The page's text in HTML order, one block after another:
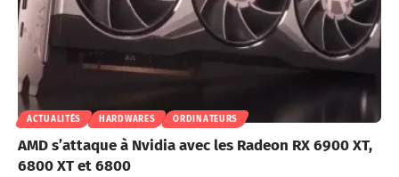
ACTUALITÉS HARDWARES ORDINATEURS
AMD s’attaque à Nvidia avec les Radeon RX 6900 XT,
6800 XT et 6800